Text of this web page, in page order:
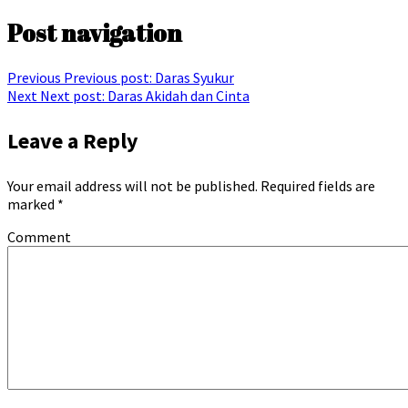
Post navigation
Previous Previous post: Daras Syukur
Next Next post: Daras Akidah dan Cinta
Leave a Reply
Your email address will not be published. Required fields are
marked *
Comment